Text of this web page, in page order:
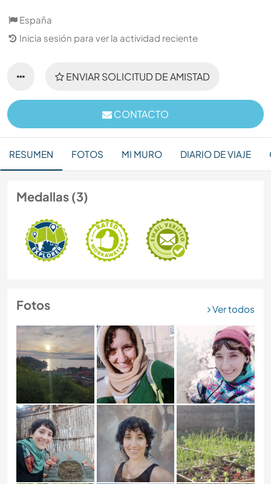
España
Inicia sesión para ver la actividad reciente
ENVIAR SOLICITUD DE AMISTAD
CONTACTO
RESUMEN FOTOS MI MURO DIARIO DE VIAJE
Medallas (3)
Fotos Ver todos